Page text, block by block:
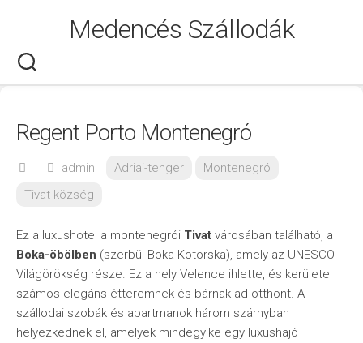
Medencés Szállodák
Regent Porto Montenegró
admin Adriai-tenger
Montenegró
Tivat község
Ez a luxushotel a montenegrói Tivat városában található, a
Boka-öbölben (szerbül Boka Kotorska), amely az UNESCO
Világörökség része. Ez a hely Velence ihlette, és kerülete
számos elegáns étteremnek és bárnak ad otthont. A
szállodai szobák és apartmanok három szárnyban
helyezkednek el, amelyek mindegyike egy luxushajó